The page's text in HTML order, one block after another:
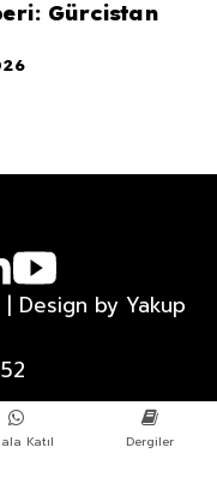
Gürcistan
Design by Yakup
Katıl Dergiler